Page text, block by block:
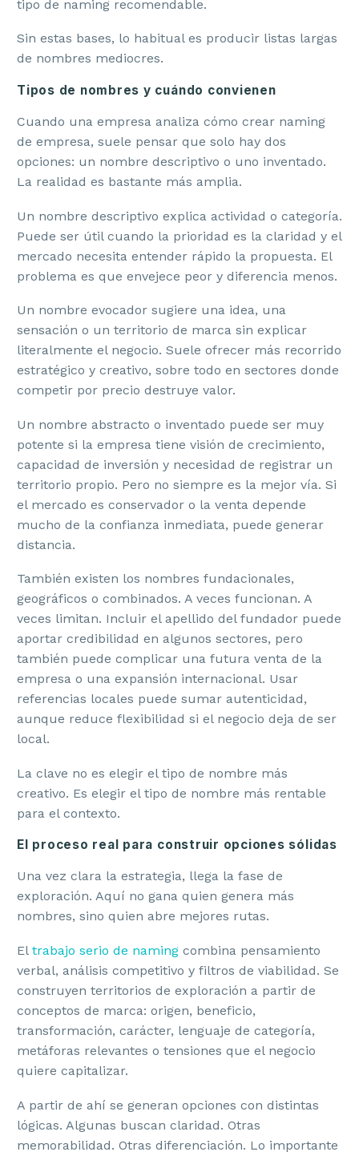
tipo de naming recomendable.
Sin estas bases, lo habitual es producir listas largas
de nombres mediocres.
Tipos de nombres y cuándo convienen
Cuando una empresa analiza cómo crear naming
de empresa, suele pensar que solo hay dos
opciones: un nombre descriptivo o uno inventado.
La realidad es bastante más amplia.
Un nombre descriptivo explica actividad o categoría.
Puede ser útil cuando la prioridad es la claridad y el
mercado necesita entender rápido la propuesta. El
problema es que envejece peor y diferencia menos.
Un nombre evocador sugiere una idea, una
sensación o un territorio de marca sin explicar
literalmente el negocio. Suele ofrecer más recorrido
estratégico y creativo, sobre todo en sectores donde
competir por precio destruye valor.
Un nombre abstracto o inventado puede ser muy
potente si la empresa tiene visión de crecimiento,
capacidad de inversión y necesidad de registrar un
territorio propio. Pero no siempre es la mejor vía. Si
el mercado es conservador o la venta depende
mucho de la confianza inmediata, puede generar
distancia.
También existen los nombres fundacionales,
geográficos o combinados. A veces funcionan. A
veces limitan. Incluir el apellido del fundador puede
aportar credibilidad en algunos sectores, pero
también puede complicar una futura venta de la
empresa o una expansión internacional. Usar
referencias locales puede sumar autenticidad,
aunque reduce flexibilidad si el negocio deja de ser
local.
La clave no es elegir el tipo de nombre más
creativo. Es elegir el tipo de nombre más rentable
para el contexto.
El proceso real para construir opciones sólidas
Una vez clara la estrategia, llega la fase de
exploración. Aquí no gana quien genera más
nombres, sino quien abre mejores rutas.
El trabajo serio de naming combina pensamiento
verbal, análisis competitivo y filtros de viabilidad. Se
construyen territorios de exploración a partir de
conceptos de marca: origen, beneficio,
transformación, carácter, lenguaje de categoría,
metáforas relevantes o tensiones que el negocio
quiere capitalizar.
A partir de ahí se generan opciones con distintas
lógicas. Algunas buscan claridad. Otras
memorabilidad. Otras diferenciación. Lo importante